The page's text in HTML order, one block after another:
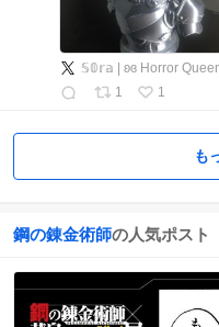
𝕊𝟘𝕣𝕒 | ʚɞ Horror
1
1
も
鋼の錬金術師の人気ポスト